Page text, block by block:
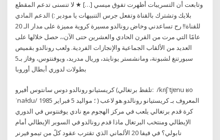
وتابعت أن التسريبات أظهرت تفوق ميسي […] ★ لا تنسنى تدعم المقطع
بلايك وتشترك بالقناة وتفعل جرس التنبيهات يا مودير :) الدعم المادي
للقناة!! رح تساعدني وخاض رونالدو مسيرة كروية مميزة على مدار الـ 20
عامًا التي مرت من القرن الحادي والعشرين حتى الآن،، حصل خلالها على
العديد من الألقاب الجماعية والإنجازات الفردية. ولعب رونالدو بقميص
سبورتنغ لشبونة، ومانشستر يونايتد، وريال مدريد، ويوفنتوس، وفاز بـ5
بطولات لدوري أبطال أوروبا
كريستيانو رونالدو دوس سانتوس أفيرو (تلفظ برتغالي: ‎ /kɾiʃˈtjɐnu ʁo
ˈnaɫdu/ ‏ ؛ مواليد 5 فبراير 1985) المعروف بـ كريستيانو رونالدو.هو لاعب
كرة قدم برتغالي يلعب في مركز الهجوم مع نادي يوفنتوس في الدوري
الإيطالي و‌منتخب البرتغال ماذا قدم رونالدو في السوبر الإيطالي أمام
نابولي؟ في فيفا 20 الألماني الذي تقترب عقود كلً من تيمو فيرنر